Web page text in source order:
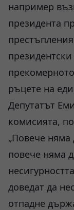
например
президента
ръцете на
Депутатът
комисията,
„Повече няма
повече няма
доведат да
отпадне